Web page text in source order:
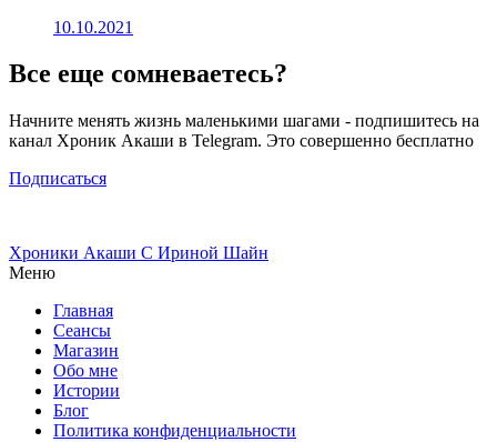
10.10.2021
Все еще сомневаетесь?
Начните менять жизнь маленькими шагами - подпишитесь на
канал Хроник Акаши в Telegram. Это совершенно бесплатно
Подписаться
Хроники Акаши С Ириной Шайн
Меню
Главная
Сеансы
Магазин
Обо мне
Истории
Блог
Политика конфиденциальности